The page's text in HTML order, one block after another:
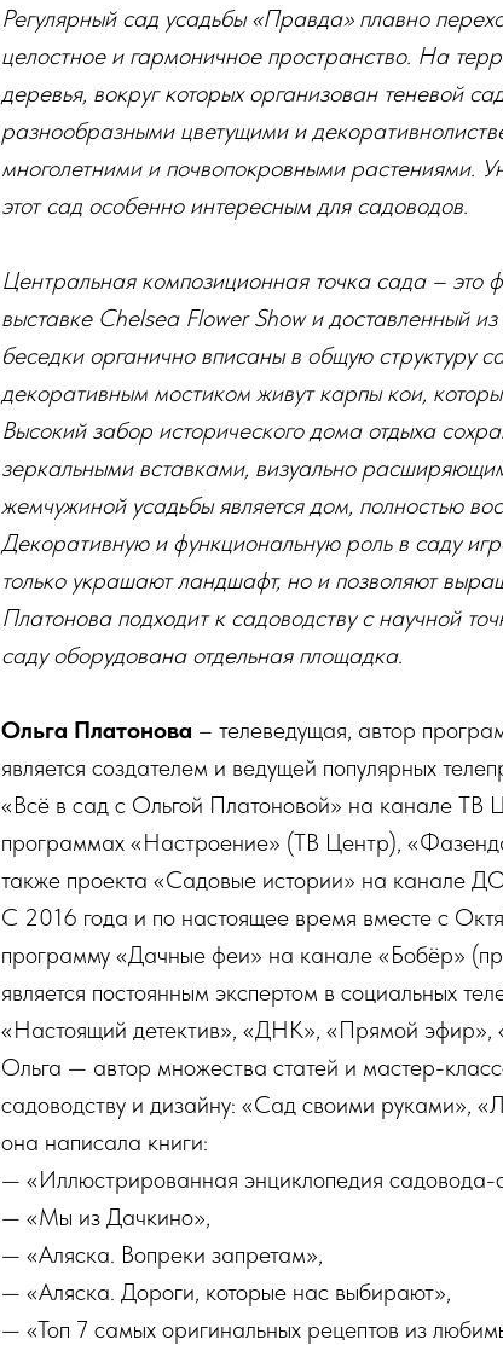
Регулярный сад усадьбы «Правда» плавно
целостное и гармоничное пространство. На
деревья, вокруг которых организован теневой
разнообразными цветущими и
многолетними и почвопокровными растениями.
этот сад особенно интересным для садоводов.
Центральная композиционная точка сада – это
выставке Chelsea Flower Show и доставленный
беседки органично вписаны в общую структуру
декоративным мостиком живут карпы кои,
Высокий забор исторического дома отдыха
зеркальными вставками, визуально
жемчужиной усадьбы является дом, полностью
Декоративную и функциональную роль в саду
только украшают ландшафт, но и позволяют
Платонова подходит к садоводству с научной
саду оборудована отдельная площадка.
Ольга Платонова – телеведущая, автор
является создателем и ведущей популярных
«Всё в сад с Ольгой Платоновой» на канале ТВ
программах «Настроение» (ТВ Центр),
также проекта «Садовые истории» на канале
С 2016 года и по настоящее время вместе с
программу «Дачные феи» на канале «Бобёр»
является постоянным экспертом в социальных
«Настоящий детектив», «ДНК», «Прямой эфир»,
Ольга — автор множества статей и мастер-
садоводству и дизайну: «Сад своими руками»,
она написала книги:
— «Иллюстрированная энциклопедия садовода-
— «Мы из Дачкино»,
— «Аляска. Вопреки запретам»,
— «Аляска. Дороги, которые нас выбирают»,
— «Топ 7 самых оригинальных рецептов из